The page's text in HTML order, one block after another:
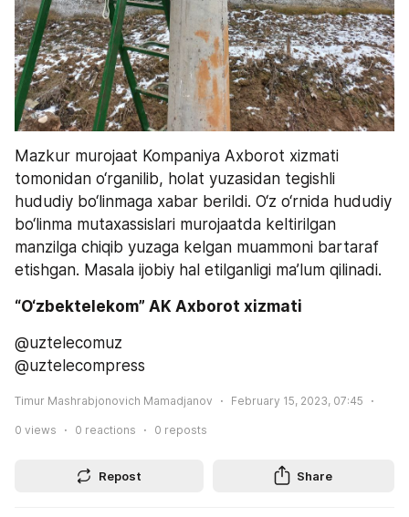
Mazkur murojaat Kompaniya Axborot xizmati
tomonidan o‘rganilib, holat yuzasidan tegishli
hududiy bo‘linmaga xabar berildi. O‘z o‘rnida hududiy
bo‘linma mutaxassislari murojaatda keltirilgan
manzilga chiqib yuzaga kelgan muammoni bartaraf
etishgan. Masala ijobiy hal etilganligi ma’lum qilinadi.
“O‘zbektelekom” AK Axborot xizmati
@uztelecomuz
@uztelecompress
Timur Mashrabjonovich Mamadjanov February 15, 2023, 07:45
0 views 0 reactions 0 reposts
Repost Share